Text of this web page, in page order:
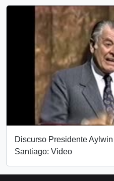
Discurso Presidente
Santiago: Video